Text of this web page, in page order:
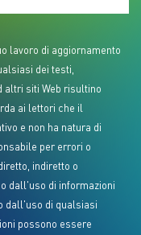
lavoro di aggiornamento
dei testi,
altri siti Web risultino
ai lettori che il
e non ha natura di
per errori o
indiretto o
dall'uso di informazioni
dall'uso di qualsiasi
possono essere